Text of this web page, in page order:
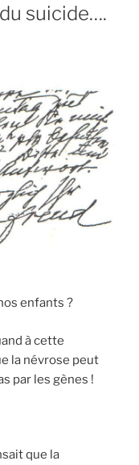
suicide….
enfants ?
à cette
la névrose peut
par les gènes !
que la